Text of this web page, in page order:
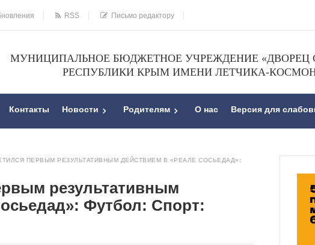
RSS Письмо редактору
МУНИЦИПАЛЬНОЕ БЮДЖЕТНОЕ УЧРЕЖДЕНИЕ «ДВОРЕЦ
РЕСПУБЛИКИ КРЫМ ИМЕНИ ЛЕТЧИКА-
Контакты Новости Родителям О нас Версия для
ПЕРВЫМ РЕЗУЛЬТАТИВНЫМ ДЕЙСТВИЕМ В «РЕАЛЕ СОСЬЕДАД»:
результативным
Футбол: Спорт: